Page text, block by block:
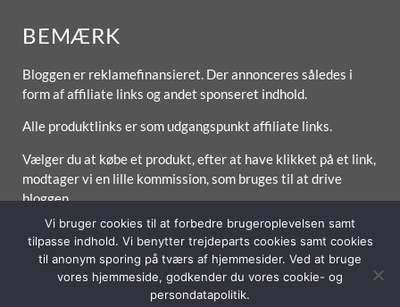
BEMÆRK
Bloggen er reklamefinansieret. Der annonceres således i
form af affiliate links og andet sponseret indhold.
Alle produktlinks er som udgangspunkt affiliate links.
Vælger du at købe et produkt, efter at have klikket på et link,
modtager vi en lille kommission, som bruges til at drive
bloggen.
Forside Om / Kontakt Betingelser
Vi bruger cookies til at forbedre brugeroplevelsen samt
tilpasse indhold. Vi benytter trejdeparts cookies samt cookies
til anonym sporing på tværs af hjemmesider. Ved at bruge
vores hjemmeside, godkender du vores cookie- og
persondatapolitik.